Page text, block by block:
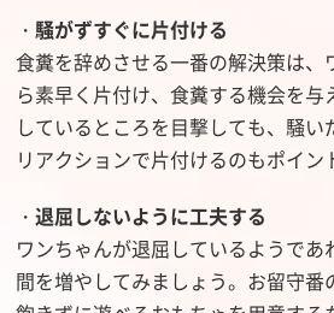
・騒がずすぐに片付ける
食糞を辞めさせる一番の解決策は、
ら素早く片付け、食糞する機会を
しているところを目撃しても、騒
リアクションで片付けるのもポイン
・退屈しないように工夫する
ワンちゃんが退屈しているようで
間を増やしてみましょう。お留守番